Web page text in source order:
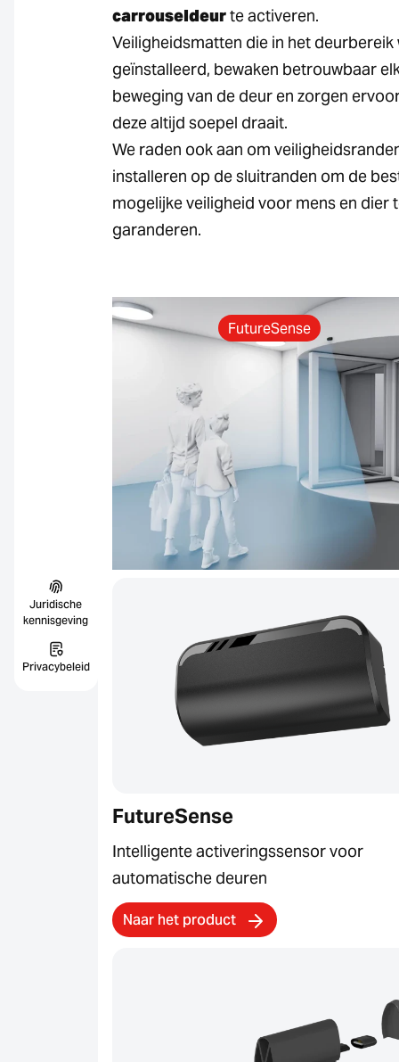
Juridische
kennisgeving
Privacybeleid
carrouseldeurte activeren.
Veiligheidsmatten die in het deurbereik
geïnstalleerd, bewaken betrouwbaar
beweging van de deur en zorgen
deze altijd soepel draait.
We raden ook aan om
installeren op de sluitranden om de
mogelijke veiligheid voor mens en dier
garanderen.
FutureSense
FutureSense
Intelligente activeringssensor voor
automatische deuren
Naar het product